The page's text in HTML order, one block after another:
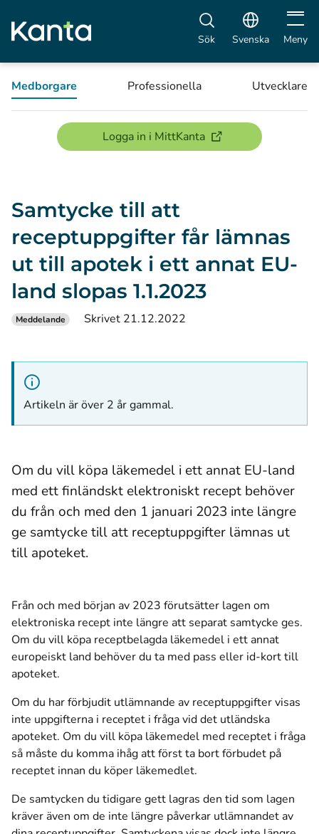
Sök Svenska Öppna
Meny
Medborgare Professionella Utvecklare
Logga in i MittKanta(öppnas i ett nytt
Samtycke till att
receptuppgifter får lämnas
ut till apotek i ett annat EU-
land slopas 1.1.2023
Meddelande Skrivet 21.12.2022
Artikeln är över 2 år gammal.
Om du vill köpa läkemedel i ett annat EU-land
med ett finländskt elektroniskt recept behöver
du från och med den 1 januari 2023 inte längre
ge samtycke till att receptuppgifter lämnas ut
till apoteket.
Från och med början av 2023 förutsätter lagen om
elektroniska recept inte längre att separat samtycke ges.
Om du vill köpa receptbelagda läkemedel i ett annat
europeiskt land behöver du ta med pass eller id-kort till
apoteket.
Om du har förbjudit utlämnande av receptuppgifter visas
inte uppgifterna i receptet i fråga vid det utländska
apoteket. Om du vill köpa läkemedel med receptet i fråga
så måste du komma ihåg att först ta bort förbudet på
receptet innan du köper läkemedlet.
De samtycken du tidigare gett lagras den tid som lagen
kräver även om de inte längre påverkar utlämnandet av